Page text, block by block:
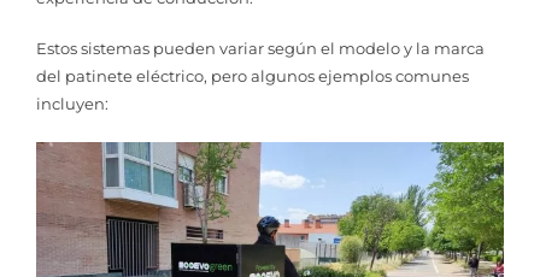
Estos sistemas pueden variar según el modelo y la marca
del patinete eléctrico, pero algunos ejemplos comunes
incluyen: